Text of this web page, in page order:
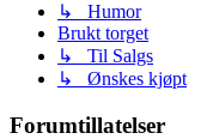
↳ Humor
Brukt torget
↳ Til Salgs
↳ Ønskes kjøpt
Forumtillatelser